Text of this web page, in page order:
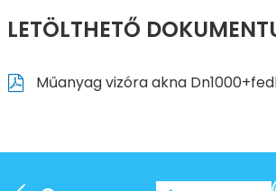
LETÖLTHETŐ
Műanyag vizóra akna